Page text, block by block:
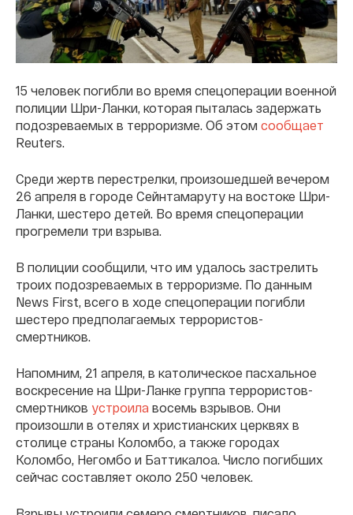
15 человек погибли во время спецоперации военной
полиции Шри-Ланки, которая пыталась задержать
подозреваемых в терроризме. Об этом сообщает
Reuters.
Среди жертв перестрелки, произошедшей вечером
26 апреля в городе Сейнтамаруту на востоке Шри-
Ланки, шестеро детей. Во время спецоперации
прогремели три взрыва.
В полиции сообщили, что им удалось застрелить
троих подозреваемых в терроризме. По данным
News First, всего в ходе спецоперации погибли
шестеро предполагаемых террористов-
смертников.
Напомним, 21 апреля, в католическое пасхальное
воскресение на Шри-Ланке группа террористов-
смертников устроила восемь взрывов. Они
произошли в отелях и христианских церквях в
столице страны Коломбо, а также городах
Коломбо, Негомбо и Баттикалоа. Число погибших
сейчас составляет около 250 человек.